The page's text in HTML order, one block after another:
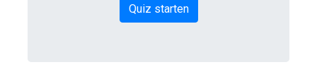
Quiz starten